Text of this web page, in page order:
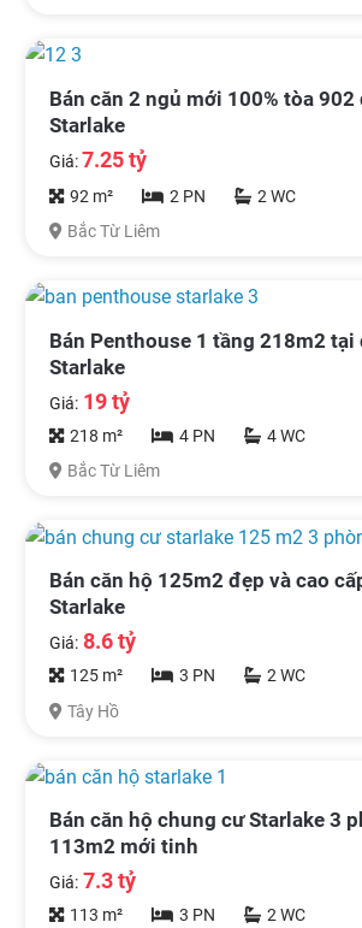
Bán căn 2 ngủ mới 100% tòa 902
Starlake
Giá:7.25 tỷ
92 m² 2 PN
2 WC
Bắc Từ Liêm
Bán Penthouse 1 tầng 218m2 tại
Starlake
Giá:19 tỷ
218 m² 4 PN
4 WC
Bắc Từ Liêm
Bán căn hộ 125m2 đẹp và cao
Starlake
Giá:8.6 tỷ
125 m² 3 PN
2 WC
Tây Hồ
Bán căn hộ chung cư Starlake 3
113m2 mới tinh
Giá:7.3 tỷ
113 m² 3 PN
2 WC